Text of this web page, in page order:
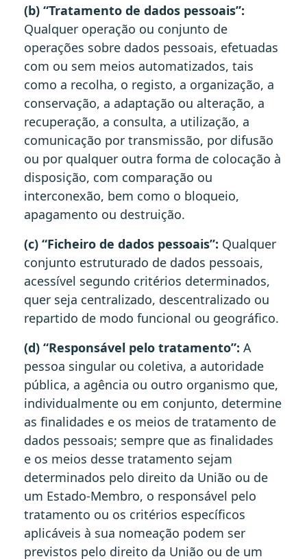
(b) “Tratamento de dados pessoais”:
Qualquer operação ou conjunto de
operações sobre dados pessoais, efetuadas
com ou sem meios automatizados, tais
como a recolha, o registo, a organização, a
conservação, a adaptação ou alteração, a
recuperação, a consulta, a utilização, a
comunicação por transmissão, por difusão
ou por qualquer outra forma de colocação à
disposição, com comparação ou
interconexão, bem como o bloqueio,
apagamento ou destruição.
(c) “Ficheiro de dados pessoais”: Qualquer
conjunto estruturado de dados pessoais,
acessível segundo critérios determinados,
quer seja centralizado, descentralizado ou
repartido de modo funcional ou geográfico.
(d) “Responsável pelo tratamento”: A
pessoa singular ou coletiva, a autoridade
pública, a agência ou outro organismo que,
individualmente ou em conjunto, determine
as finalidades e os meios de tratamento de
dados pessoais; sempre que as finalidades
e os meios desse tratamento sejam
determinados pelo direito da União ou de
um Estado-Membro, o responsável pelo
tratamento ou os critérios específicos
aplicáveis à sua nomeação podem ser
previstos pelo direito da União ou de um